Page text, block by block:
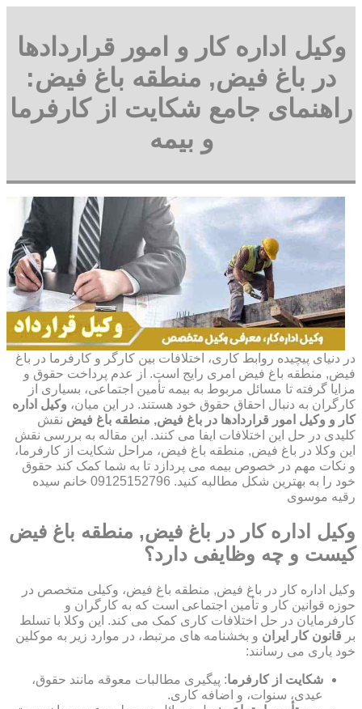
وکیل اداره کار و امور قراردادها
در باغ فیض, منطقه باغ فیض:
راهنمای جامع شکایت از کارفرما
و بیمه
در دنیای پیچیده روابط کاری، اختلافات بین کارگر و کارفرما در باغ
فیض, منطقه باغ فیض امری رایج است. از عدم پرداخت حقوق و
مزایا گرفته تا مسائل مربوط به بیمه تأمین اجتماعی، بسیاری از
کارگران به دنبال احقاق حقوق خود هستند. در این میان، وکیل اداره
کار و وکیل امور قراردادها در باغ فیض, منطقه باغ فیض نقش
کلیدی در حل این اختلافات ایفا می کنند. این مقاله به بررسی نقش
این وکلا در باغ فیض, منطقه باغ فیض، مراحل شکایت از کارفرما،
و نکات مهم در خصوص بیمه می پردازد تا به شما کمک کند حقوق
خود را به بهترین شکل مطالبه کنید. 09125152796 خانم سیده
رقیه موسوی
وکیل اداره کار در باغ فیض, منطقه باغ فیض
کیست و چه وظایفی دارد؟
وکیل اداره کار در باغ فیض, منطقه باغ فیض، وکیلی متخصص در
حوزه قوانین کار و تأمین اجتماعی است که به کارگران و
کارفرمایان در حل اختلافات کاری کمک می کند. این وکلا با تسلط
بر قانون کار ایران و بخشنامه های مرتبط، در موارد زیر به موکلین
خود یاری می رسانند:
شکایت از کارفرما: پیگیری مطالبات معوقه مانند حقوق،
عیدی، سنوات، و اضافه کاری.